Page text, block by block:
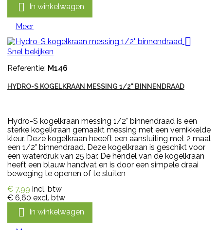
 In winkelwagen
Meer

Snel bekijken
Referentie: M146
HYDRO-S KOGELKRAAN MESSING 1/2" BINNENDRAAD
Hydro-S kogelkraan messing 1/2" binnendraad is een
sterke kogelkraan gemaakt messing met een vernikkelde
kleur. Deze kogelkraan heeeft een aansluiting met 2 maal
een 1/2" binnendraad. Deze kogelkraan is geschikt voor
een waterdruk van 25 bar. De hendel van de kogelkraan
heeft een blauw handvat en is door een simpele draai
beweging te openen of te sluiten
€ 7,99 incl. btw
€ 6,60 excl. btw
 In winkelwagen